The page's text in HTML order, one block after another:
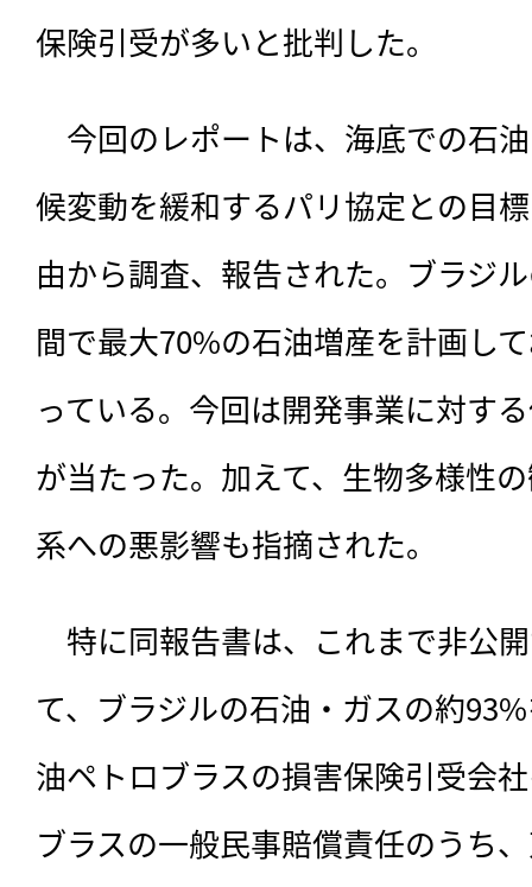
保険引受が多いと批判した。
今回のレポートは、 海底での石
候変動を緩和するパリ協定との目
由から調査、報告された。ブラジ
間で最大70%の石油増産を計画し
っている。今回は開発事業に対す
が当たった。加えて、生物多様性
系への悪影響も指摘された。
特に同報告書は、これまで非公
て、ブラジルの石油・ガスの約
油ペトロブラスの損害保険引受会
ブラスの一般民事賠償責任のうち